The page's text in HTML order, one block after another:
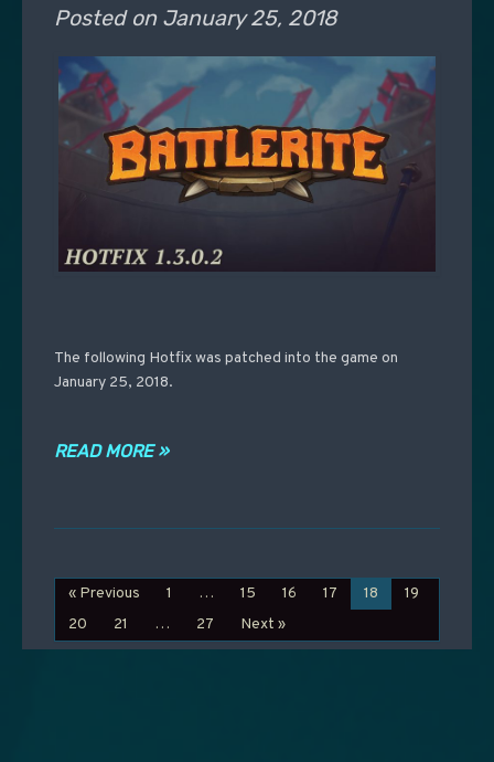
Posted on January 25, 2018
The following Hotfix was patched into the game on
January 25, 2018.
READ MORE »
« Previous 1 … 15 16 17 18
19
20
21 … 27 Next »